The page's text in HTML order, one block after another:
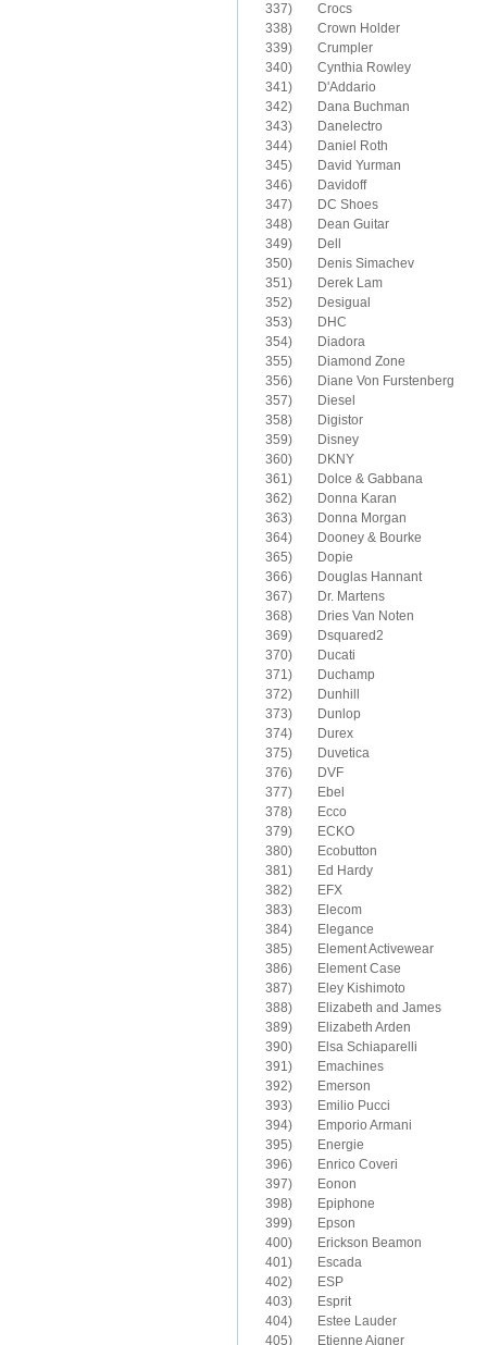
337)	Crocs
338)	Crown Holder
339)	Crumpler
341)	D'Addario
342)	Dana Buchman
343)	Danelectro
344)	Daniel Roth
345)	David Yurman
346)	Davidoff
347)	DC Shoes
348)	Dean Guitar
349)	Dell
350)	Denis Simachev
351)	Derek Lam
352)	Desigual
353)	DHC
354)	Diadora
355)	Diamond Zone
356)	Diane Von Furstenberg
357)	Diesel
358)	Digistor
359)	Disney
360)	DKNY
361)	Dolce & Gabbana
362)	Donna Karan
363)	Donna Morgan
364)	Dooney & Bourke
365)	Dopie
366)	Douglas Hannant
367)	Dr. Martens
368)	Dries Van Noten
369)	Dsquared2
370)	Ducati
371)	Duchamp
372)	Dunhill
373)	Dunlop
374)	Durex
375)	Duvetica
377)	Ebel
378)	Ecco
379)	ECKO
380)	Ecobutton
381)	Ed Hardy
382)	EFX
383)	Elecom
384)	Elegance
385)	Element Activewear
386)	Element Case
387)	Eley Kishimoto
388)	Elizabeth and James
389)	Elizabeth Arden
390)	Elsa Schiaparelli
391)	Emachines
392)	Emerson
393)	Emilio Pucci
394)	Emporio Armani
395)	Energie
396)	Enrico Coveri
397)	Eonon
398)	Epiphone
399)	Epson
400)	Erickson Beamon
401)	Escada
402)	ESP
403)	Esprit
404)	Estee Lauder
405)	Etienne Aigner